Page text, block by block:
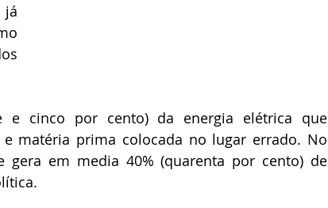
já
e cinco por cento) da energia elétrica que
matéria prima colocada no lugar errado. No
em media 40% (quarenta por cento) de